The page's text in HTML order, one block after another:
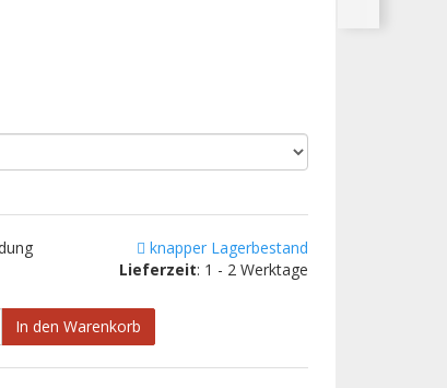
knapper Lagerbestand
Lieferzeit: 1 - 2 Werktage
In den Warenkorb